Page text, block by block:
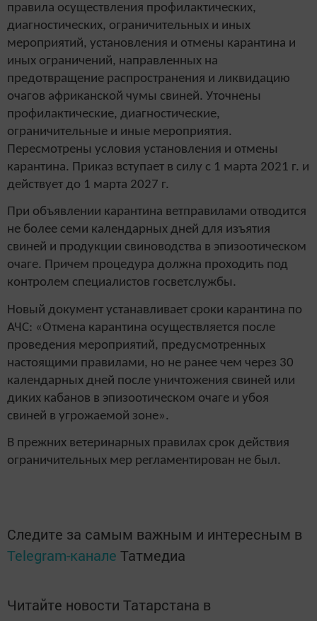
правила осуществления профилактических,
диагностических, ограничительных и иных
мероприятий, установления и отмены карантина и
иных ограничений, направленных на
предотвращение распространения и ликвидацию
очагов африканской чумы свиней. Уточнены
профилактические, диагностические,
ограничительные и иные мероприятия.
Пересмотрены условия установления и отмены
карантина. Приказ вступает в силу с 1 марта 2021 г. и
действует до 1 марта 2027 г.
При объявлении карантина ветправилами отводится
не более семи календарных дней для изъятия
свиней и продукции свиноводства в эпизоотическом
очаге. Причем процедура должна проходить под
контролем специалистов госветслужбы.
Новый документ устанавливает сроки карантина по
АЧС: «Отмена карантина осуществляется после
проведения мероприятий, предусмотренных
настоящими правилами, но не ранее чем через 30
календарных дней после уничтожения свиней или
диких кабанов в эпизоотическом очаге и убоя
свиней в угрожаемой зоне».
В прежних ветеринарных правилах срок действия
ограничительных мер регламентирован не был.
Следите за самым важным и интересным в
Telegram-канале Татмедиа
Читайте новости Татарстана в